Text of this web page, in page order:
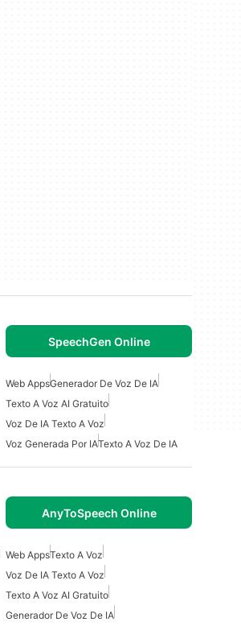
SpeechGen Online
Web AppsGenerador De Voz De IA
Texto A Voz AI Gratuito
Voz De IA Texto A Voz
Voz Generada Por IATexto A Voz De IA
AnyToSpeech Online
Web AppsTexto A Voz
Voz De IA Texto A Voz
Texto A Voz AI Gratuito
Generador De Voz De IA